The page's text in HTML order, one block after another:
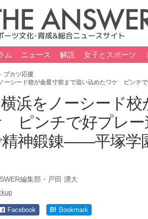
ム ニュース 解説 女子とスポーツ
ブカツ応援
ーシード校が金星寸前まで追い込めたワケ ピン
浜をノーシード
ピンチで好プレ
精神鍛錬――平塚学
編集部・戸田 湧大
Facebook B! Bookmark